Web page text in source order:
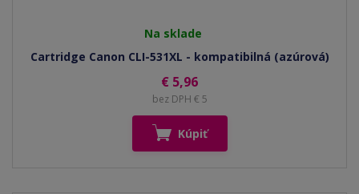
Na sklade
Cartridge Canon CLI-531XL - kompatibilná (azúrová)
€ 5,96
bez DPH € 5
Kúpiť